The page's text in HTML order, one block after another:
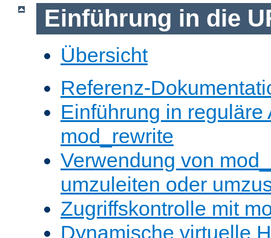
Einführung in die
Übersicht
Referenz-
Einführung in reguläre
mod_rewrite
Verwendung von
umzuleiten oder
Zugriffskontrolle mit
Dynamische virtuelle